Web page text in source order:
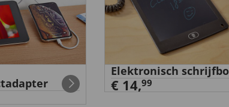
Elektronisch
€ 14,99